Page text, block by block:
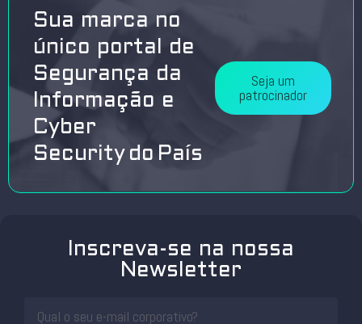
Sua marca no
único portal de
Segurança da
Informação e
Cyber
Security do País
Seja um
patrocinador
Inscreva-se na nossa
Newsletter